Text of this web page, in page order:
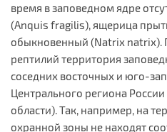
время в заповедном ядре
(Anquis fragilis), ящерица
обыкновенный (Natrix natrix).
рептилий территория
соседних восточных и юго-
Центрального региона
области). Так, например, на
охранной зоны не находят